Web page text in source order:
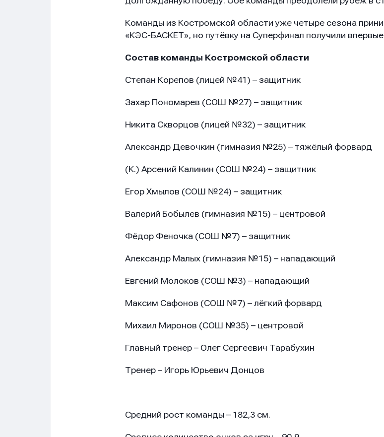
Команды из Костромской области уже четыре сезона
«КЭС-БАСКЕТ», но путёвку на Суперфинал получили
Состав команды Костромской области
Степан Корепов (лицей №41) – защитник
Захар Пономарев (СОШ №27) – защитник
Никита Скворцов (лицей №32) – защитник
Александр Девочкин (гимназия №25) – тяжёлый форвард
(К.) Арсений Калинин (СОШ №24) – защитник
Егор Хмылов (СОШ №24) – защитник
Валерий Бобылев (гимназия №15) – центровой
Фёдор Феночка (СОШ №7) – защитник
Александр Малых (гимназия №15) – нападающий
Евгений Молоков (СОШ №3) – нападающий
Максим Сафонов (СОШ №7) – лёгкий форвард
Михаил Миронов (СОШ №35) – центровой
Главный тренер – Олег Сергеевич Тарабухин
Тренер – Игорь Юрьевич Донцов
Средний рост команды – 182,3 см.
E-mail
Телефон
E-mail
Телефон
E-mail
Телефон